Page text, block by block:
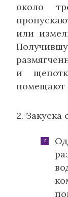
около
или
и
помещают
2. Закуска